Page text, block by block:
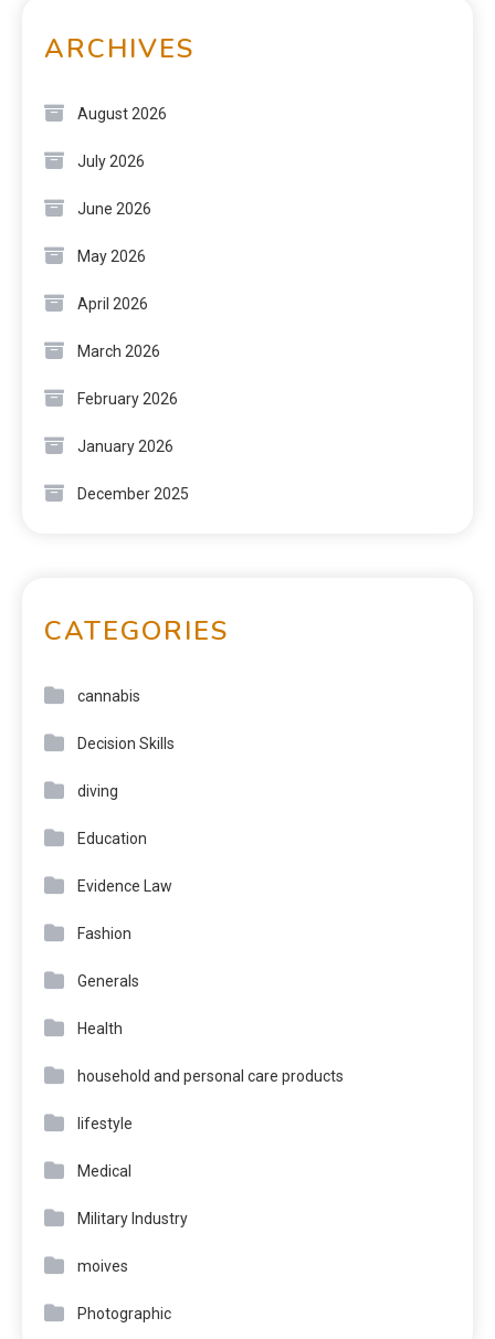
ARCHIVES
August 2026
July 2026
June 2026
May 2026
April 2026
March 2026
February 2026
January 2026
December 2025
CATEGORIES
cannabis
Decision Skills
diving
Education
Evidence Law
Fashion
Generals
Health
household and personal care products
lifestyle
Medical
Military Industry
moives
Photographic